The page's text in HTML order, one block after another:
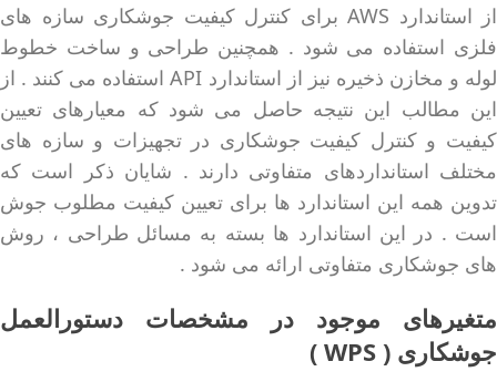
از استاندارد AWS برای کنترل کیفیت جوشکاری سازه های
فلزی استفاده می شود . همچنین طراحی و ساخت خطوط
لوله و مخازن ذخیره نیز از استاندارد API استفاده می کنند . از
این مطالب این نتیجه حاصل می شود که معیارهای تعیین
کیفیت و کنترل کیفیت جوشکاری در تجهیزات و سازه های
مختلف استانداردهای متفاوتی دارند . شایان ذکر است که
تدوین همه این استاندارد ها برای تعیین کیفیت مطلوب جوش
است . در این استاندارد ها بسته به مسائل طراحی ، روش
های جوشکاری متفاوتی ارائه می شود .
متغیرهای موجود در مشخصات دستورالعمل
جوشکاری ( WPS )